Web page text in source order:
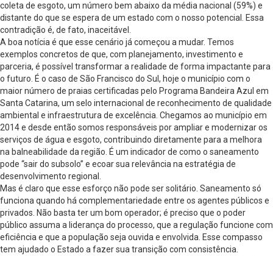
coleta de esgoto, um número bem abaixo da média nacional (59%) e
distante do que se espera de um estado com o nosso potencial. Essa
contradição é, de fato, inaceitável.
A boa notícia é que esse cenário já começou a mudar. Temos
exemplos concretos de que, com planejamento, investimento e
parceria, é possível transformar a realidade de forma impactante para
o futuro. É o caso de São Francisco do Sul, hoje o município com o
maior número de praias certificadas pelo Programa Bandeira Azul em
Santa Catarina, um selo internacional de reconhecimento de qualidade
ambiental e infraestrutura de excelência. Chegamos ao município em
2014 e desde então somos responsáveis por ampliar e modernizar os
serviços de água e esgoto, contribuindo diretamente para a melhora
na balneabilidade da região. É um indicador de como o saneamento
pode “sair do subsolo” e ecoar sua relevância na estratégia de
desenvolvimento regional.
Mas é claro que esse esforço não pode ser solitário. Saneamento só
funciona quando há complementariedade entre os agentes públicos e
privados. Não basta ter um bom operador; é preciso que o poder
público assuma a liderança do processo, que a regulação funcione com
eficiência e que a população seja ouvida e envolvida. Esse compasso
tem ajudado o Estado a fazer sua transição com consistência.